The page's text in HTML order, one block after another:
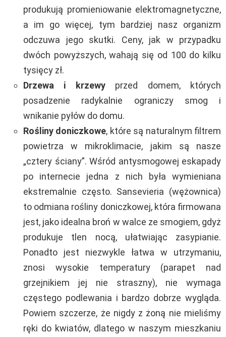
produkują promieniowanie elektromagnetyczne,
a im go więcej, tym bardziej nasz organizm
odczuwa jego skutki. Ceny, jak w przypadku
dwóch powyższych, wahają się od 100 do kilku
tysięcy zł.
Drzewa i krzewyprzed domem, których
posadzenie radykalnie ograniczy smog i
wnikanie pyłów do domu.
Rośliny doniczkowe, które są naturalnym filtrem
powietrza w mikroklimacie, jakim są nasze
„cztery ściany”. Wśród antysmogowej eskapady
po internecie jedna z nich była wymieniana
ekstremalnie często. Sansevieria (wężownica)
to odmiana rośliny doniczkowej, która firmowana
jest, jako idealna broń w walce ze smogiem, gdyż
produkuje tlen nocą, ułatwiając zasypianie.
Ponadto jest niezwykle łatwa w utrzymaniu,
znosi wysokie temperatury (parapet nad
grzejnikiem jej nie straszny), nie wymaga
częstego podlewania i bardzo dobrze wygląda.
Powiem szczerze, że nigdy z żoną nie mieliśmy
ręki do kwiatów, dlatego w naszym mieszkaniu